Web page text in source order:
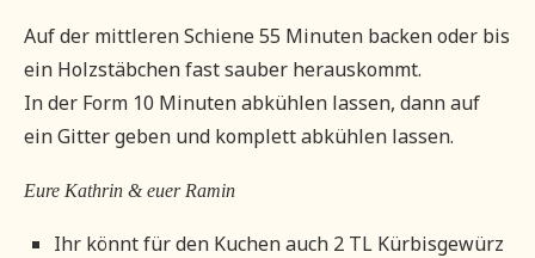
Auf der mittleren Schiene 55 Minuten backen oder bis
ein Holzstäbchen fast sauber herauskommt.
In der Form 10 Minuten abkühlen lassen, dann auf
ein Gitter geben und komplett abkühlen lassen.
Eure Kathrin & euer Ramin
Ihr könnt für den Kuchen auch 2 TL Kürbisgewürz